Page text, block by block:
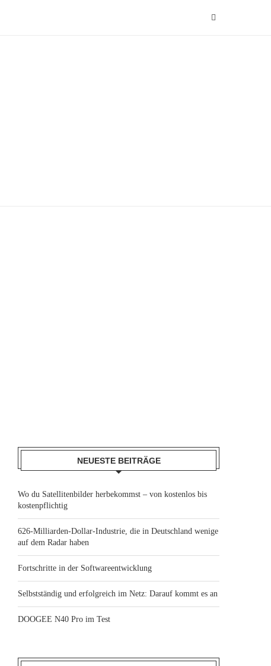
NEUESTE BEITRÄGE
Wo du Satellitenbilder herbekommst – von kostenlos bis
kostenpflichtig
626-Milliarden-Dollar-Industrie, die in Deutschland wenige
auf dem Radar haben
Fortschritte in der Softwareentwicklung
Selbstständig und erfolgreich im Netz: Darauf kommt es an
DOOGEE N40 Pro im Test